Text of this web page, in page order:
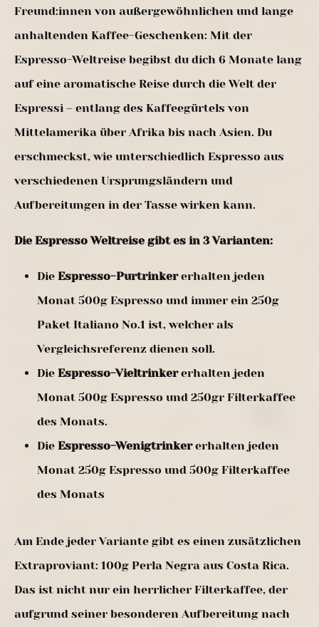
Freund:innen von außergewöhnlichen und lange
anhaltenden Kaffee-Geschenken: Mit der
Espresso-Weltreise begibst du dich 6 Monate lang
auf eine aromatische Reise durch die Welt der
Espressi – entlang des Kaffeegürtels von
Mittelamerika über Afrika bis nach Asien. Du
erschmeckst, wie unterschiedlich Espresso aus
verschiedenen Ursprungsländern und
Aufbereitungen in der Tasse wirken kann.
Die Espresso Weltreise gibt es in 3 Varianten:
Die Espresso-Purtrinkererhalten jeden
Monat 500g Espresso und immer ein 250g
Paket Italiano No.1 ist, welcher als
Vergleichsreferenz dienen soll.
Die Espresso-Vieltrinkererhalten jeden
Monat 500g Espresso und 250gr Filterkaffee
des Monats.
Die Espresso-Wenigtrinkererhalten jeden
Monat 250g Espresso und 500g Filterkaffee
des Monats
Am Ende jeder Variante gibt es einen zusätzlichen
Extraproviant: 100g Perla Negra aus Costa Rica.
Das ist nicht nur ein herrlicher Filterkaffee, der
aufgrund seiner besonderen Aufbereitung nach